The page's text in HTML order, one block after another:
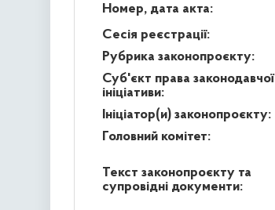
Номер, дата акта:
Сесія реєстрації:
Рубрика законопроєкту:
Суб'єкт права законодавчої
ініціативи:
Ініціатор(и) законопроєкту:
Головний комітет:
Текст законопроєкту та
супровідні документи: